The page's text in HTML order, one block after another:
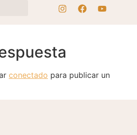
conectado para publicar un